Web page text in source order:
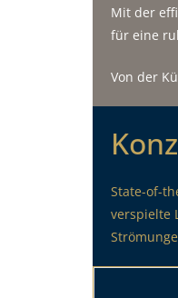
Mit der
für eine
Von der
State-of-
verspielte